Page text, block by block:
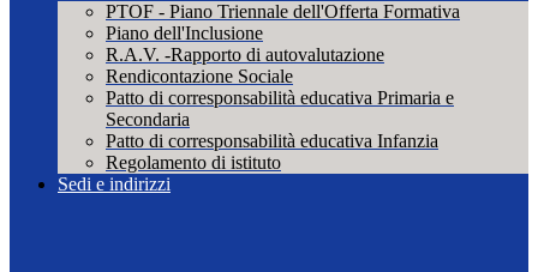
PTOF - Piano Triennale dell'Offerta Formativa
Piano dell'Inclusione
R.A.V. -Rapporto di autovalutazione
Rendicontazione Sociale
Patto di corresponsabilità educativa Primaria e
Secondaria
Patto di corresponsabilità educativa Infanzia
Regolamento di istituto
Sedi e indirizzi